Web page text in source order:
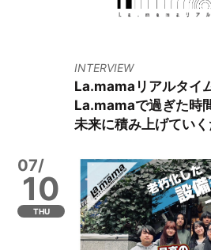
INTERVIEW
La.mamaリアルタイ
La.mamaで過ぎた時
未来に積み上げてい
07/
10
THU